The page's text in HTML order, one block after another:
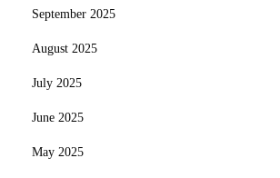
September 2025
August 2025
July 2025
June 2025
May 2025